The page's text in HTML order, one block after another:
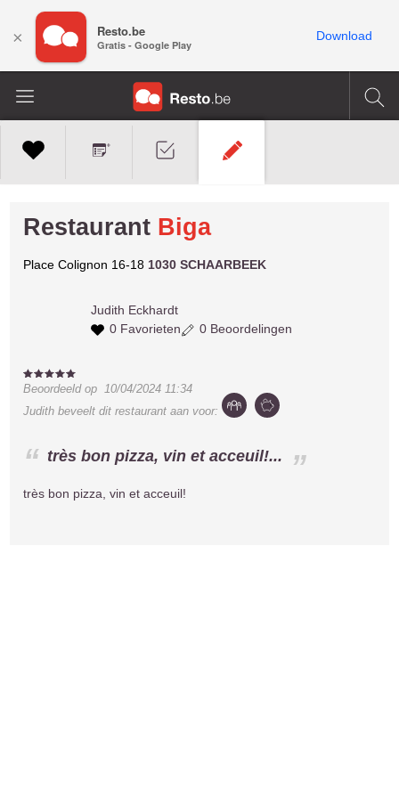
Restaurant Biga
Place Colignon 16-18 1030 SCHAARBEEK
Judith Eckhardt
0 Favorieten
0 Beoordelingen
Beoordeeld op10/04/2024 11:34
Judith beveelt dit restaurant aan voor:
très bon pizza, vin et acceuil!...
très bon pizza, vin et acceuil!
× Resto.be
Gratis - Google Play
Download